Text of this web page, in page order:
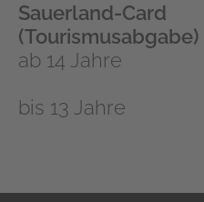
Sauerland-Card
(Tourismusabgabe)
ab 14 Jahre
bis 13 Jahre